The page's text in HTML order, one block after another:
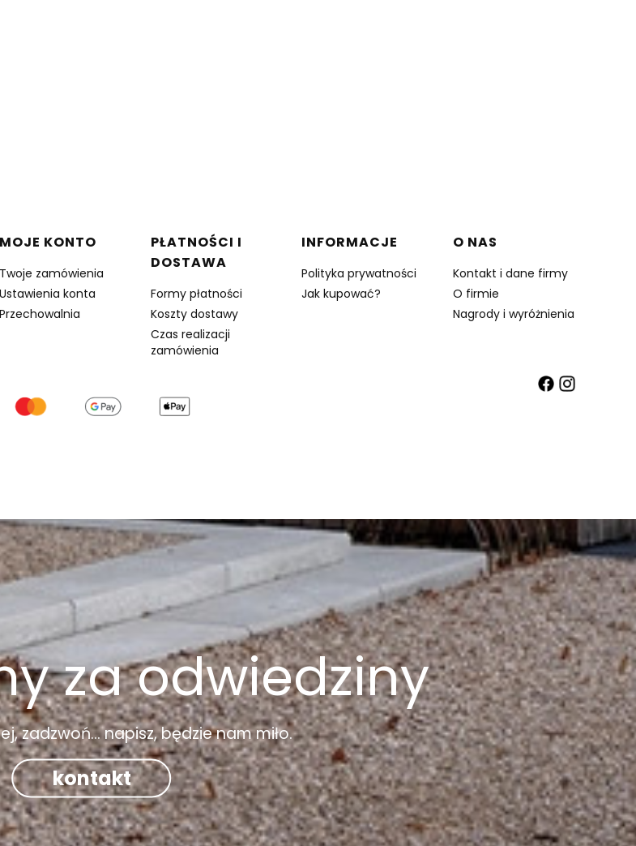
MOJE KONTO
Twoje zamówienia
Ustawienia konta
Przechowalnia
PŁATNOŚCI I
DOSTAWA
Formy płatności
Koszty dostawy
Czas realizacji
zamówienia
INFORMACJE
Polityka prywatności
Jak kupować?
O NAS
Kontakt i dane firmy
O firmie
Nagrody i wyróżnienia
za odwiedziny
zadzwoń... napisz, będzie nam miło.
kontakt